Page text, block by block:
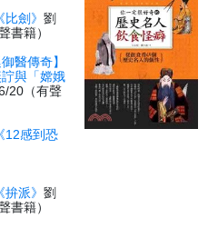
比劍》劉
書籍）
醫傳奇】
與「嫦娥
20（有聲
12感到恐
拚派》劉
書籍）